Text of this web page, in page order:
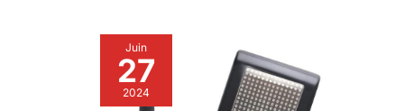
Juin
27
2024